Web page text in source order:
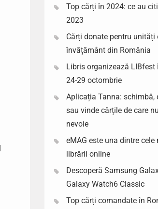
Top cărți în 2024: ce au
2023
Cărți donate pentru unități
învățământ din România
Libris organizează LIBfest
24-29 octombrie
Aplicația Tanna: schimbă,
sau vinde cărțile de care
nevoie
eMAG este una dintre cele
librării online
Descoperă Samsung
Galaxy Watch6 Classic
Top cărți comandate în